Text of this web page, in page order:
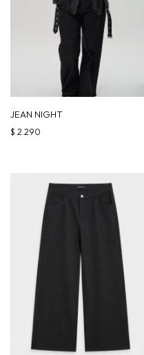
JEAN NIGHT
$ 2.290